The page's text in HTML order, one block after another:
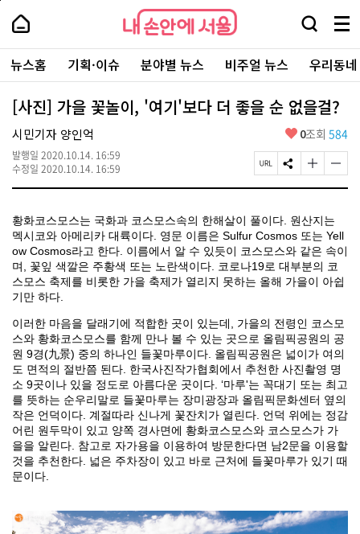
본
로
가
내
손
안
에
서
울
-
서
울
시
대
표
소
포
털
내
손
에
울
검
창
열
기
메
뉴
전
체
보
주
요
서
뉴스홈 기획·이슈 분야별 뉴스 비주얼 뉴스 우리동
[사진] 가을 꽃놀이, '여기'보다 더 좋을 순 없을걸?
시민기자 양인억
발행일 2020.10.14. 16:59
수정일 2020.10.14. 16:59
좋
요
0조회 584
페
이
R
L
복
사
S
N
유
하
기
글
자
크
게
변
경
하
기
글
자
게
변
경
하
기
황화코스모스는 국화과 코스모스속의 한해살이 풀이다. 원산지는
멕시코와 아메리카 대륙이다. 영문 이름은 Sulfur Cosmos 또는 Yell
ow Cosmos라고 한다. 이름에서 알 수 있듯이 코스모스와 같은 속이
며, 꽃잎 색깔은 주황색 또는 노란색이다. 코로나19로 대부분의 코
스모스 축제를 비롯한 가을 축제가 열리지 못하는 올해 가을이 아쉽
기만 하다.
이러한 마음을 달래기에 적합한 곳이 있는데, 가을의 전령인 코스모
스와 황화코스모스를 함께 만나 볼 수 있는 곳으로 올림픽공원의 공
원 9경(九景) 중의 하나인 들꽃마루이다. 올림픽공원은 넓이가 여의
도 면적의 절반쯤 된다. 한국사진작가협회에서 추천한 사진촬영 명
소 9곳이나 있을 정도로 아름다운 곳이다. ‘마루'는 꼭대기 또는 최고
를 뜻하는 순우리말로 들꽃마루는 장미광장과 올림픽문화센터 옆의
작은 언덕이다. 계절따라 신나게 꽃잔치가 열린다. 언덕 위에는 정감
어린 원두막이 있고 양쪽 경사면에 황화코스모스와 코스모스가 가
을을 알린다. 참고로 자가용을 이용하여 방문한다면 남2문을 이용할
것을 추천한다. 넓은 주차장이 있고 바로 근처에 들꽃마루가 있기 때
문이다.
페
상
단
로